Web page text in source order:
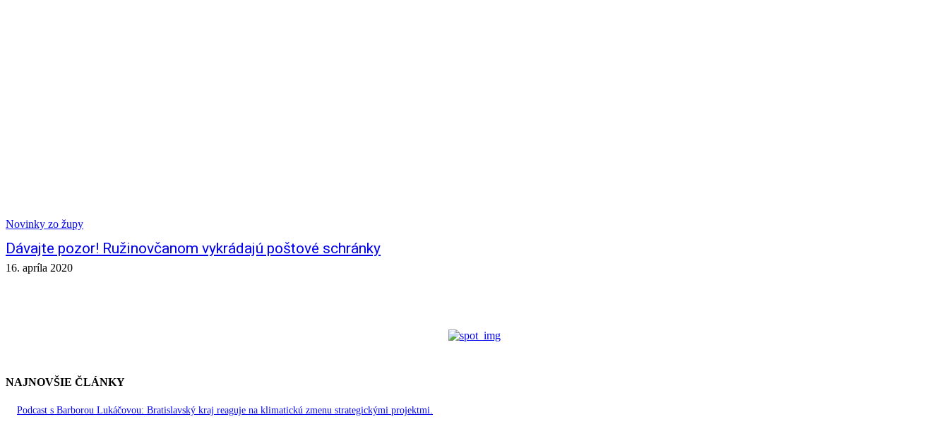
Novinky zo župy
Dávajte pozor! Ružinovčanom vykrádajú poštové schránky
16. apríla 2020
NAJNOVŠIE ČLÁNKY
Podcast s Barborou Lukáčovou: Bratislavský kraj reaguje na klimatickú zmenu strategickými projektmi.